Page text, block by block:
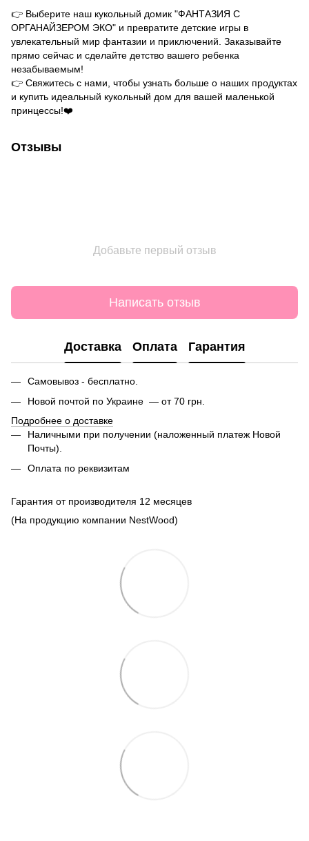
👉 Выберите наш кукольный домик "ФАНТАЗИЯ С
ОРГАНАЙЗЕРОМ ЭКО" и превратите детские игры в
увлекательный мир фантазии и приключений. Заказывайте
прямо сейчас и сделайте детство вашего ребенка
незабываемым!
👉 Свяжитесь с нами, чтобы узнать больше о наших продуктах
и купить идеальный кукольный дом для вашей маленькой
принцессы!❤️
Отзывы
Добавьте первый отзыв
Написать отзыв
Доставка Оплата Гарантия
Самовывоз - бесплатно.
Новой почтой по Украине — от 70 грн.
Подробнее о доставке
Наличными при получении (наложенный платеж Новой
Почты).
Оплата по реквизитам
Гарантия от производителя 12 месяцев
(На продукцию компании NestWood)